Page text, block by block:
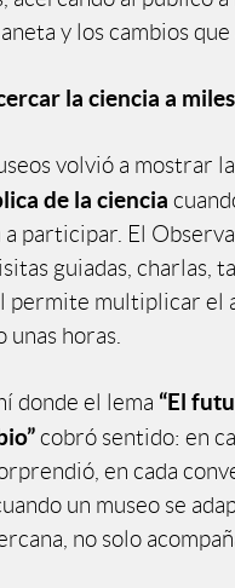
y los cambios que
la ciencia a
volvió a mostrar
de la ciencia
a participar. El
guiadas, charlas,
permite multiplicar el
unas horas.
donde el lema “El
cobró sentido: en
en cada
un museo se
no solo